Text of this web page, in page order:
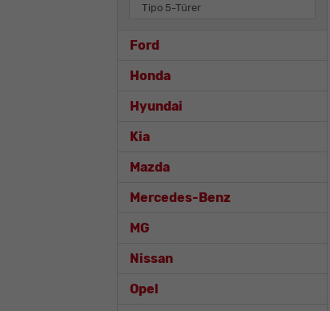
Tipo 5-Türer
Ford
Honda
Hyundai
Kia
Mazda
Mercedes-Benz
MG
Nissan
Opel